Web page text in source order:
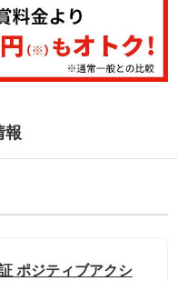
報
ポジティブアクシ